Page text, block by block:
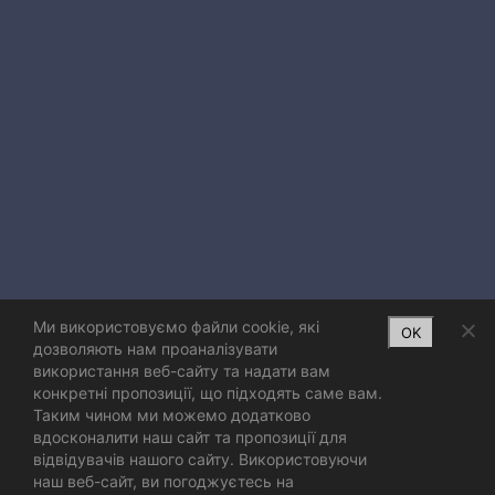
Ми використовуємо файли cookie, які
дозволяють нам проаналізувати
використання веб-сайту та надати вам
конкретні пропозиції, що підходять саме вам.
Таким чином ми можемо додатково
вдосконалити наш сайт та пропозиції для
відвідувачів нашого сайту. Використовуючи
наш веб-сайт, ви погоджуєтесь на
OK